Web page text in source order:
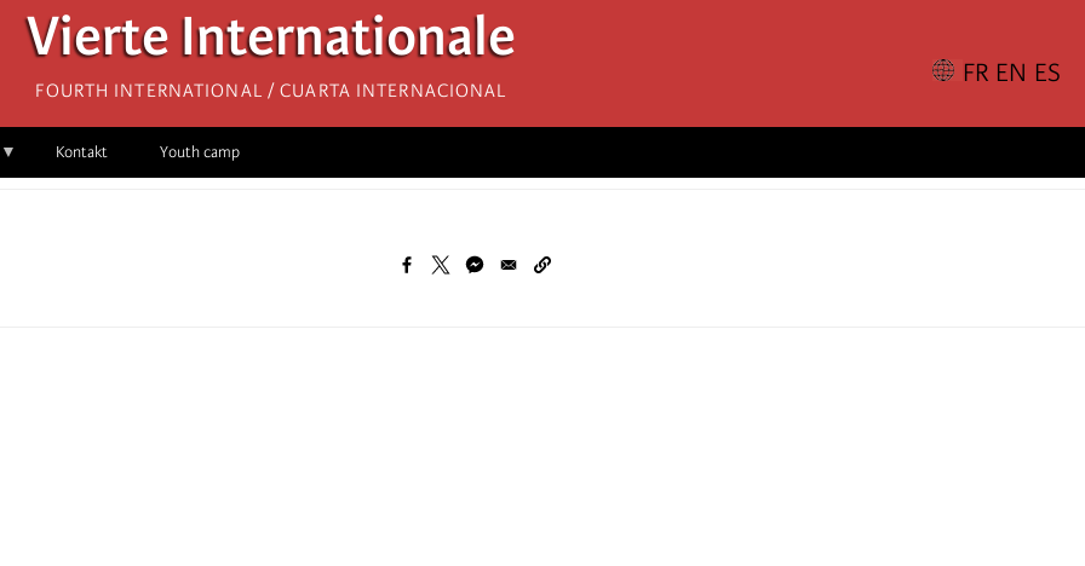
Vierte Internationale
Fourth International / Cuarta Internacional
Kontakt Youth camp